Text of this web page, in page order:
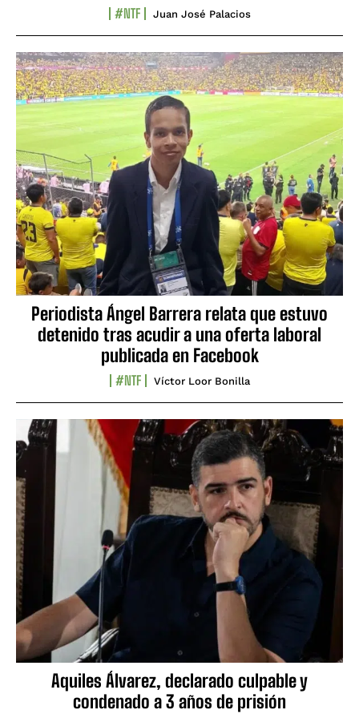
#NTF Juan José Palacios
Periodista Ángel Barrera relata que estuvo
detenido tras acudir a una oferta laboral
publicada en Facebook
#NTF Víctor Loor Bonilla
Aquiles Álvarez, declarado culpable y
condenado a 3 años de prisión